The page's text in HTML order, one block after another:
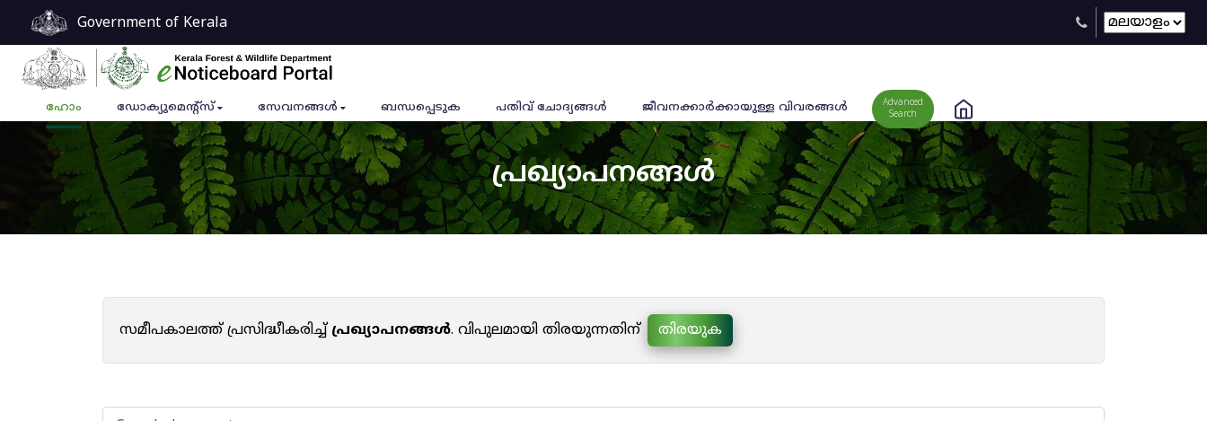
Government of Kerala
ഹോം ഡോക്യുമെൻ്റ്സ് സേവനങ്ങൾ ബന്ധപ്പെടുക പതിവ് ചോദ്യങ്ങൾ ജീവനക്കാര്‍ക്കായുള്ള വിവരങ്ങള്‍
Advanced
Search
പ്രഖ്യാപനങ്ങൾ
സമീപകാലത്ത് പ്രസിദ്ധീകരിച്ച്പ്രഖ്യാപനങ്ങൾ. വിപുലമായി തിരയുന്നതിന് തിരയുക